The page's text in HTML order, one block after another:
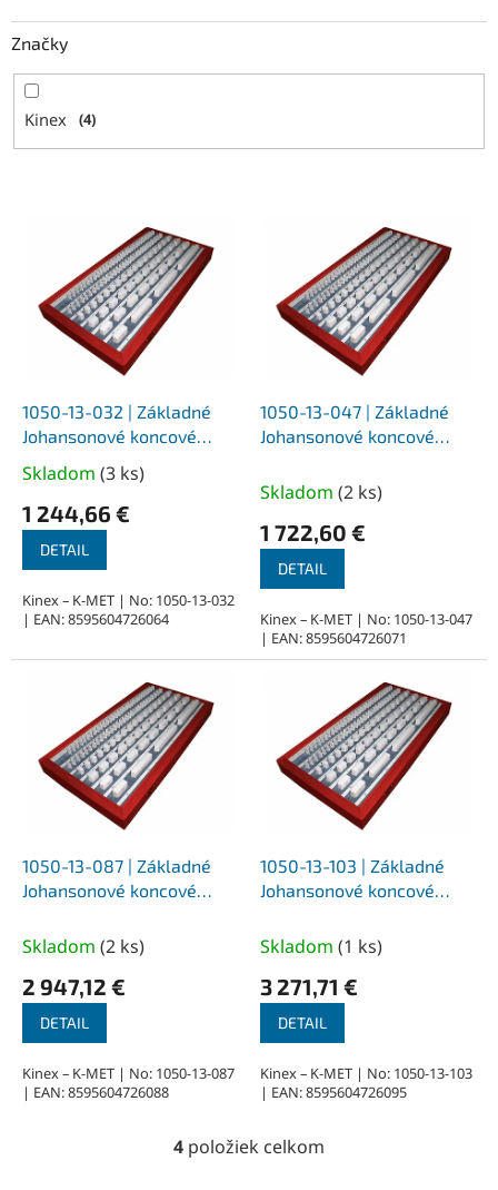
Značky
Kinex 4
1050-13-032 | Základné
Johansonové koncové
DIN 861, trieda presnosti 1,
32 ks
Priemerné
hodnotenie
produktu
5,0
z
5
Skladom (3 ks)
1 244,66 €
DETAIL
Kinex – K-MET | No: 1050-13-032
| EAN: 8595604726064
1050-13-047 | Základné
Johansonové koncové
DIN 861, trieda presnosti 1,
Skladom (2 ks)
1 722,60 €
DETAIL
Kinex – K-MET | No: 1050-13-047
| EAN: 8595604726071
1050-13-087 | Základné
Johansonové koncové
DIN 861, trieda presnosti 1,
Skladom (2 ks)
2 947,12 €
DETAIL
Kinex – K-MET | No: 1050-13-087
| EAN: 8595604726088
1050-13-103 | Základné
Johansonové koncové
DIN 861, trieda presnosti 1,
Skladom (1 ks)
3 271,71 €
DETAIL
Kinex – K-MET | No: 1050-13-103
| EAN: 8595604726095
O
4 položiek celkom